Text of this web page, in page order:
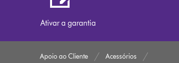
Ativar a garantia
Apoio ao Cliente Acessórios